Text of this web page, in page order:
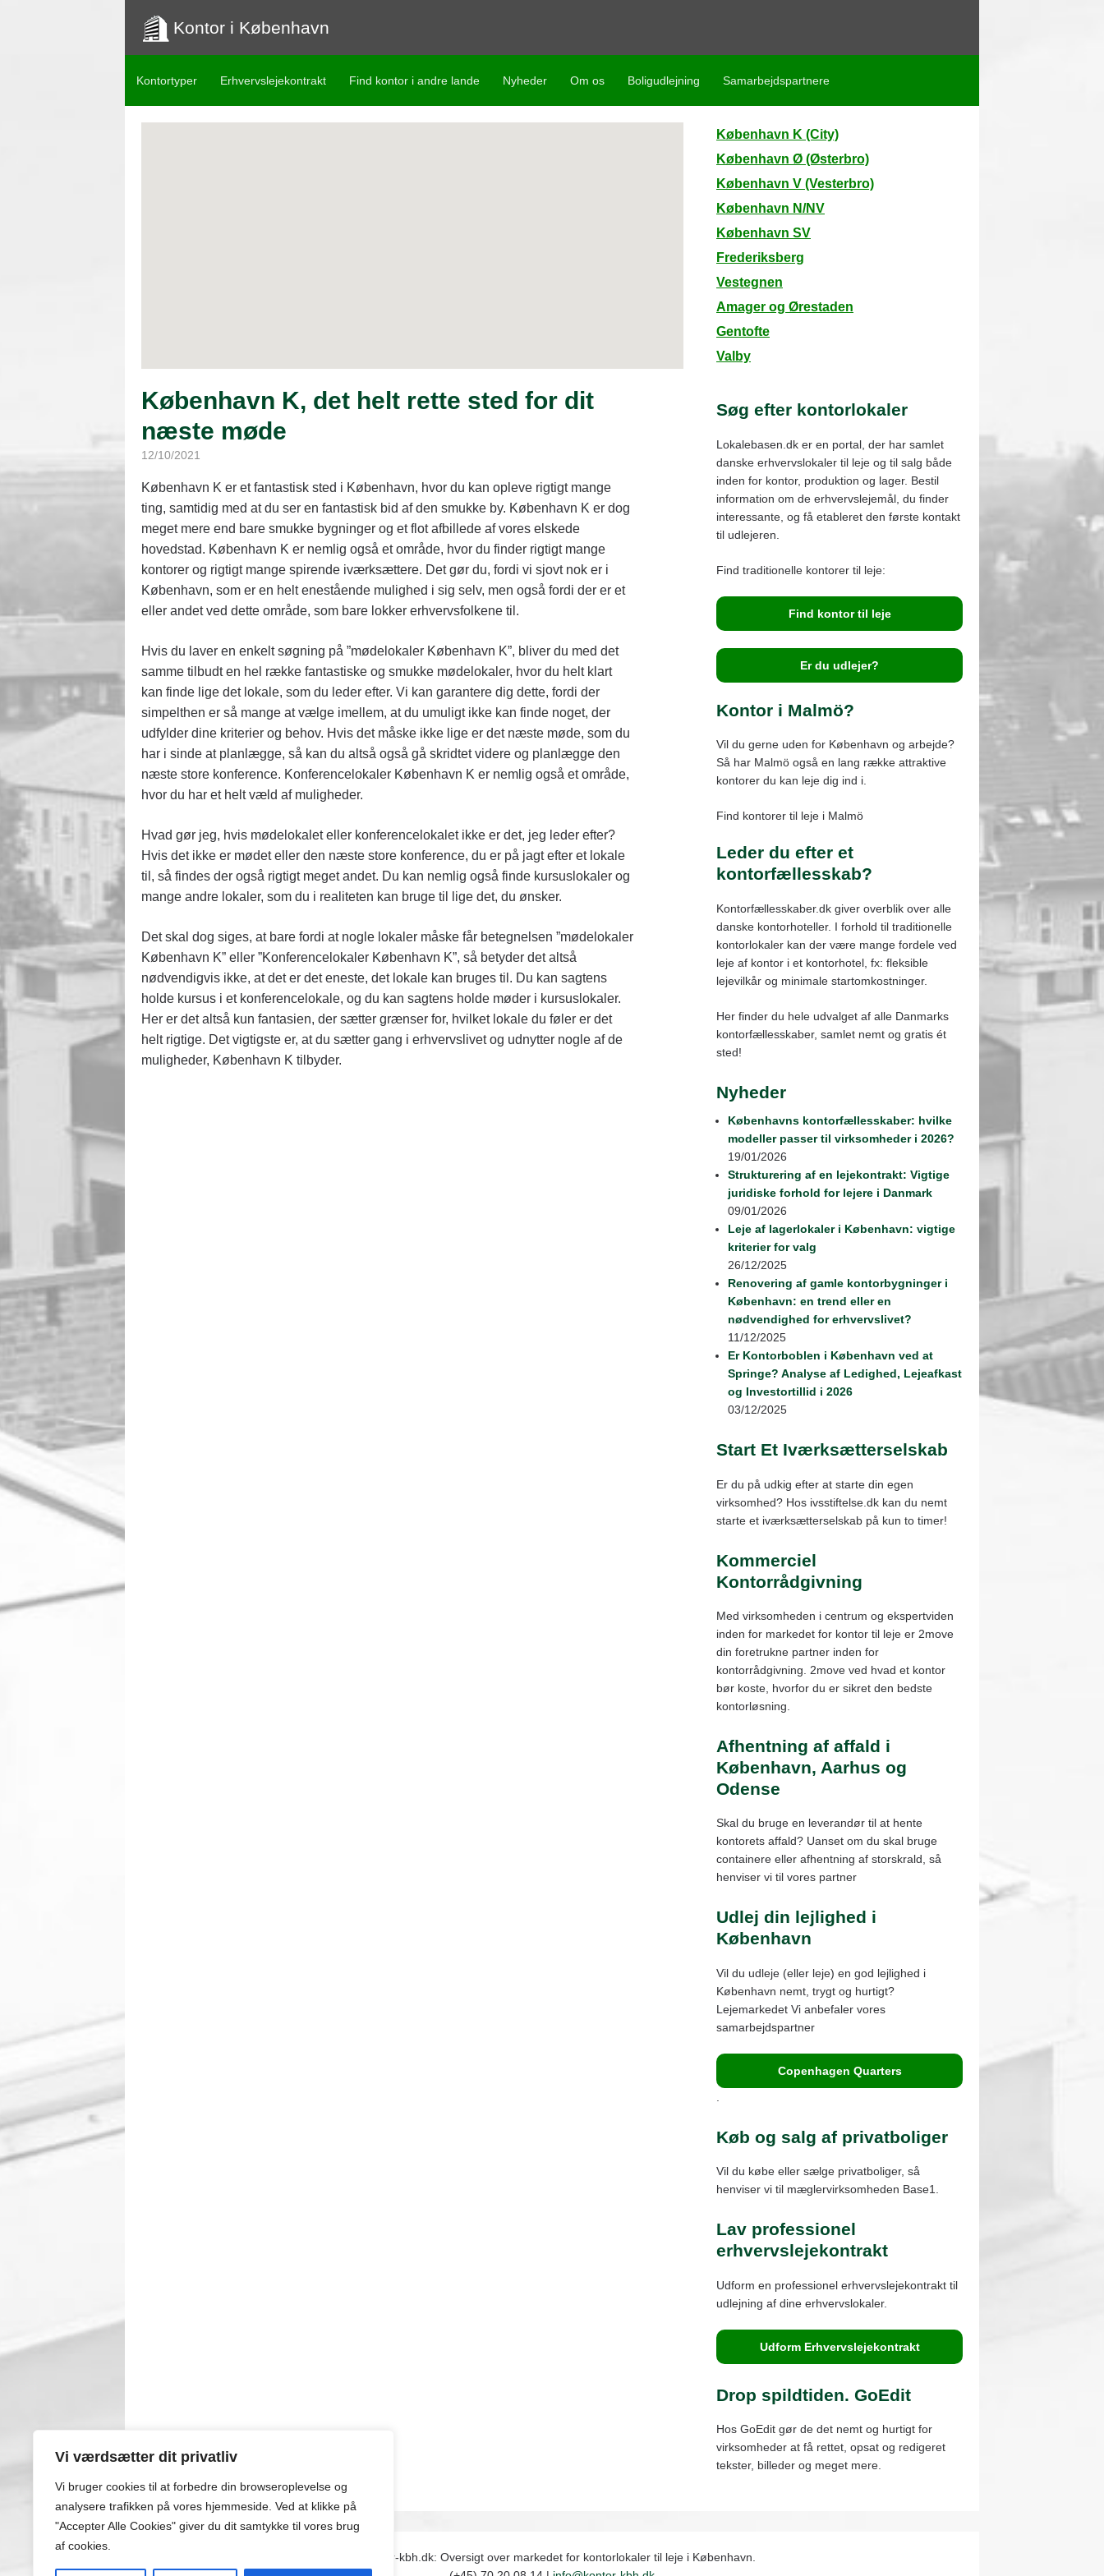
Vi værdsætter dit privatliv
Vi bruger cookies til at forbedre din browseroplevelse og
analysere trafikken på vores hjemmeside Ved at klikke på
"Accepter Alle Cookies" giver du dit samtykke til vores brug
af cookies.
Kontor i København
Kontortyper Erhvervslejekontrakt Find kontor i andre lande Nyheder Om os Boligudlejning Samarbejdspartnere
København K (City)
København Ø (Østerbro)
København V (Vesterbro)
København N/NV
København SV
Frederiksberg
Vestegnen
Amager og Ørestaden
Gentofte
Valby
Gladsaxe og Bagsværd
Brønshøj og Vanløse
København K, det helt rette sted for dit
næste møde
12/10/2021
København K er et fantastisk sted i København, hvor du kan opleve rigtigt mange
ting, samtidig med at du ser en fantastisk bid af den smukke by. København K er dog
meget mere end bare smukke bygninger og et flot afbillede af vores elskede
hovedstad. København K er nemlig også et område, hvor du finder rigtigt mange
kontorer og rigtigt mange spirende iværksættere. Det gør du, fordi vi sjovt nok er i
København, som er en helt enestående mulighed i sig selv, men også fordi der er et
eller andet ved dette område, som bare lokker erhvervsfolkene til.
Hvis du laver en enkelt søgning på ”mødelokaler København K”, bliver du med det
samme tilbudt en hel række fantastiske og smukke mødelokaler, hvor du helt klart
kan finde lige det lokale, som du leder efter. Vi kan garantere dig dette, fordi der
simpelthen er så mange at vælge imellem, at du umuligt ikke kan finde noget, der
udfylder dine kriterier og behov. Hvis det måske ikke lige er det næste møde, som du
har i sinde at planlægge, så kan du altså også gå skridtet videre og planlægge den
næste store konference. Konferencelokaler København K er nemlig også et område,
hvor du har et helt væld af muligheder.
Hvad gør jeg, hvis mødelokalet eller konferencelokalet ikke er det, jeg leder efter?
Hvis det ikke er mødet eller den næste store konference, du er på jagt efter et lokale
til, så findes der også rigtigt meget andet. Du kan nemlig også finde kursuslokaler og
mange andre lokaler, som du i realiteten kan bruge til lige det, du ønsker.
Det skal dog siges, at bare fordi at nogle lokaler måske får betegnelsen ”mødelokaler
København K” eller ”Konferencelokaler København K”, så betyder det altså
nødvendigvis ikke, at det er det eneste, det lokale kan bruges til. Du kan sagtens
holde kursus i et konferencelokale, og du kan sagtens holde møder i kursuslokaler.
Her er det altså kun fantasien, der sætter grænser for, hvilket lokale du føler er det
helt rigtige. Det vigtigste er, at du sætter gang i erhvervslivet og udnytter nogle af de
muligheder, København K tilbyder.
Søg efter kontorlokaler
Lokalebasen.dk er en portal, der har samlet
danske erhvervslokaler til leje og til salg både
inden for kontor, produktion og lager. Bestil
information om de erhvervslejemål, du finder
interessante, og få etableret den første kontakt
til udlejeren.
Find traditionelle kontorer til leje:
Find kontor til leje
Er du udlejer?
Kontor i Malmö?
Vil du gerne uden for København og arbejde?
Så har Malmö også en lang række attraktive
kontorer du kan leje dig ind i.
Find kontorer til leje i Malmö
Leder du efter et
kontorfællesskab?
Kontorfællesskaber.dk giver overblik over alle
danske kontorhoteller. I forhold til traditionelle
kontorlokaler kan der være mange fordele ved
leje af kontor i et kontorhotel, fx: fleksible
lejevilkår og minimale startomkostninger.
Her finder du hele udvalget af alle Danmarks
kontorfællesskaber, samlet nemt og gratis ét
sted!
Nyheder
Københavns kontorfællesskaber: hvilke
modeller passer til virksomheder i 2026?
19/01/2026
Strukturering af en lejekontrakt: Vigtige
juridiske forhold for lejere i Danmark
09/01/2026
Leje af lagerlokaler i København: vigtige
kriterier for valg
26/12/2025
Renovering af gamle kontorbygninger i
København: en trend eller en
nødvendighed for erhvervslivet?
11/12/2025
Er Kontorboblen i København ved at
Springe? Analyse af Ledighed, Lejeafkast
og Investortillid i 2026
03/12/2025
Start Et Iværksætterselskab
Er du på udkig efter at starte din egen
virksomhed? Hos ivsstiftelse.dk kan du nemt
starte et iværksætterselskab på kun to timer!
Kommerciel
Kontorrådgivning
Med virksomheden i centrum og ekspertviden
inden for markedet for kontor til leje er 2move
din foretrukne partner inden for
kontorrådgivning. 2move ved hvad et kontor
bør koste, hvorfor du er sikret den bedste
kontorløsning.
Afhentning af affald i
København, Aarhus og
Odense
Skal du bruge en leverandør til at hente
kontorets affald? Uanset om du skal bruge
containere eller afhentning af storskrald, så
henviser vi til vores partner
Udlej din lejlighed i
København
Vil du udleje (eller leje) en god lejlighed i
København nemt, trygt og hurtigt?
Lejemarkedet Vi anbefaler vores
samarbejdspartner
Copenhagen Quarters
Køb og salg af privatboliger
Vil du købe eller sælge privatboliger, så
henviser vi til mæglervirksomheden Base1.
Lav professionel
erhvervslejekontrakt
Udform en professionel erhvervslejekontrakt til
udlejning af dine erhvervslokaler.
Udform Erhvervslejekontrakt
Drop spildtiden. GoEdit
Hos GoEdit gør de det nemt og hurtigt for
virksomheder at få rettet, opsat og redigeret
tekster, billeder og meget mere.
© Kontor-kbh.dk: Oversigt over markedet for kontorlokaler til leje i København.